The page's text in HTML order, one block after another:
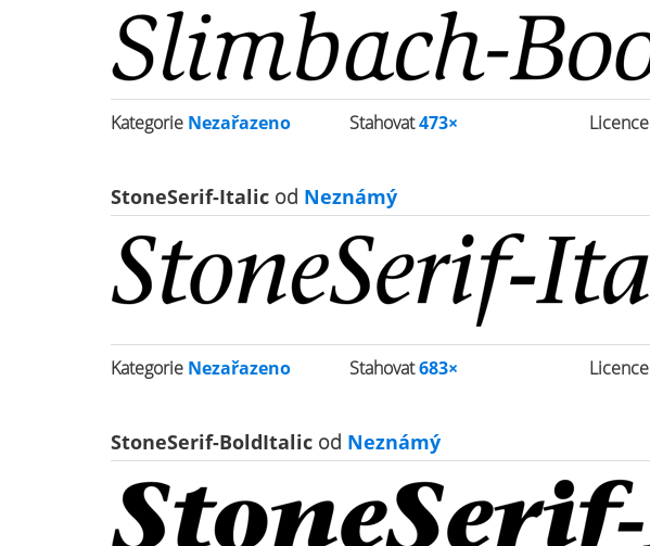
Kategorie Nezařazeno Stahovat473× Licence
StoneSerif-Italic od Neznámý
Kategorie Nezařazeno Stahovat683× Licence
StoneSerif-BoldItalic od Neznámý